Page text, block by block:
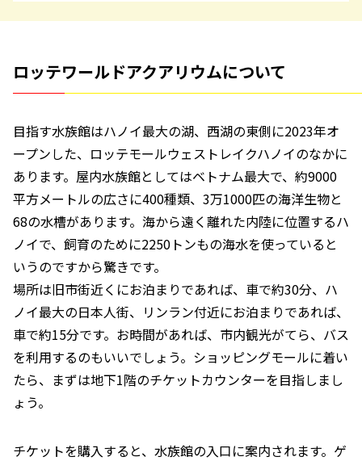
ロッテワールドアクアリウムについて
目指す水族館はハノイ最大の湖、西湖の東側に2023年オ
ープンした、ロッテモールウェストレイクハノイのなかに
あります。屋内水族館としてはベトナム最大で、約9000
平方メートルの広さに400種類、3万1000匹の海洋生物と
68の水槽があります。海から遠く離れた内陸に位置するハ
ノイで、飼育のために2250トンもの海水を使っていると
いうのですから驚きです。
場所は旧市街近くにお泊まりであれば、車で約30分、ハ
ノイ最大の日本人街、リンラン付近にお泊まりであれば、
車で約15分です。お時間があれば、市内観光がてら、バス
を利用するのもいいでしょう。ショッピングモールに着い
たら、まずは地下1階のチケットカウンターを目指しまし
ょう。
チケットを購入すると、水族館の入口に案内されます。ゲ